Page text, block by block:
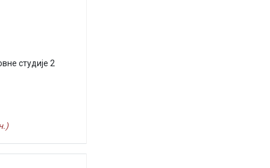
студије 2